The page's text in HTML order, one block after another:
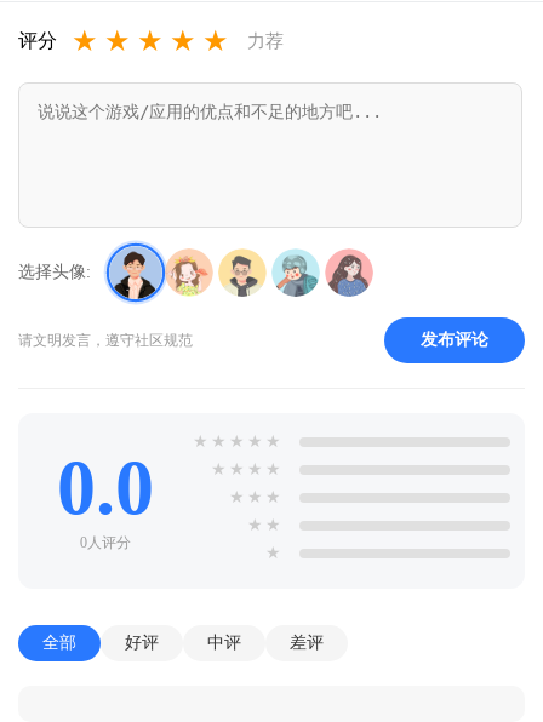
评分 ★ ★ ★ ★ ★ 力荐
选择头像:
请文明发言，遵守社区规范 发布评论
0.0
0人评分
★ ★ ★ ★ ★
★ ★ ★ ★
★ ★ ★
★ ★
★
全部 好评 中评 差评